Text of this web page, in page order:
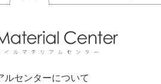
ルセンターについて